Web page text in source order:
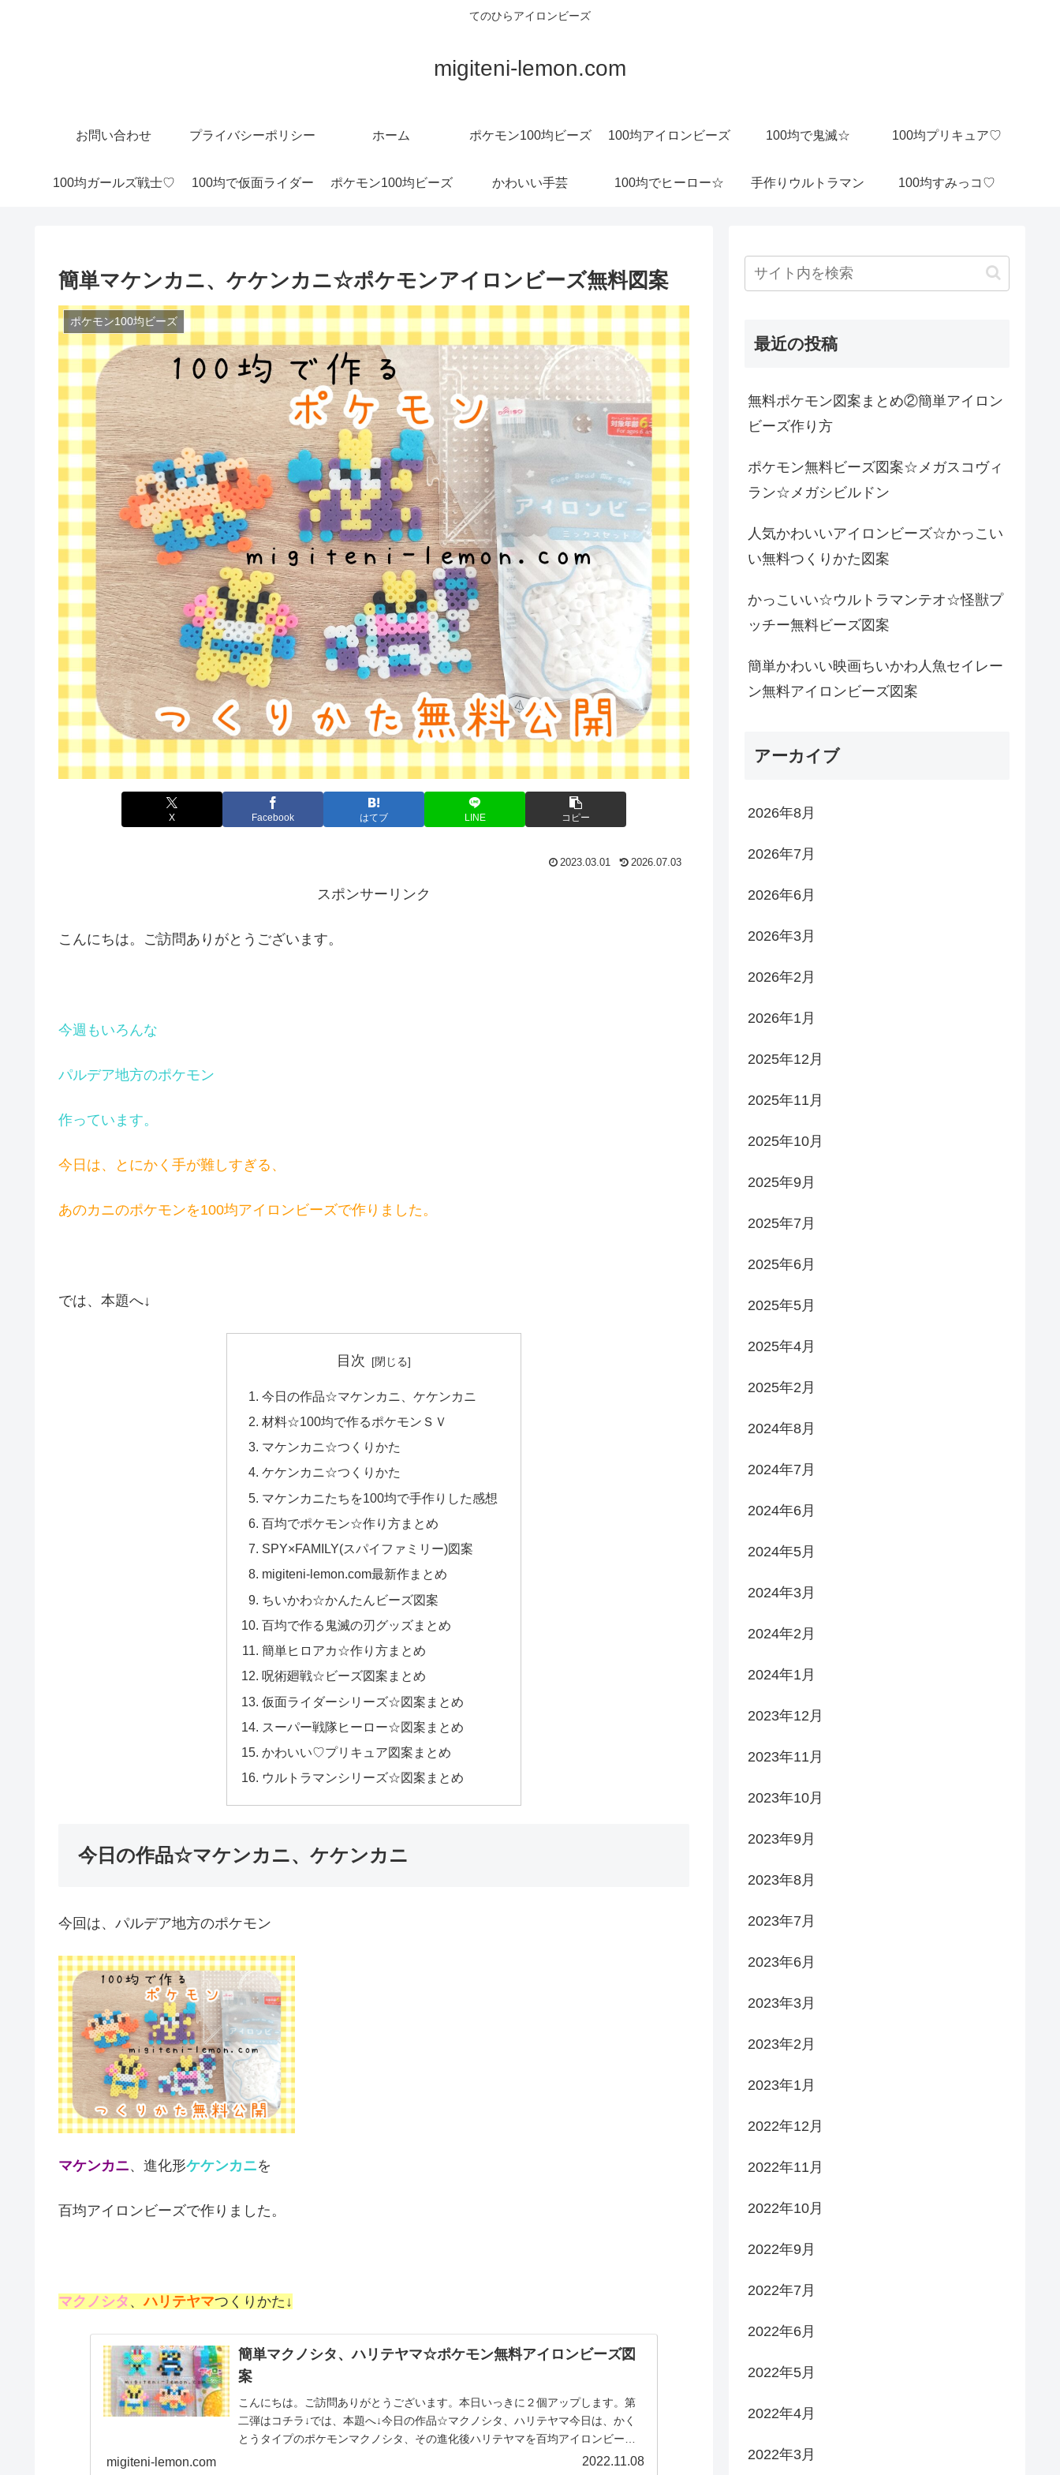
てのひらアイロンビーズ
migiteni-lemon.com
お問い合わせ プライバシーポリシー ホーム ポケモン100均ビーズ 100均アイロンビーズ 100均で鬼滅☆ 100均プリキュア♡
100均ガールズ戦士♡ 100均で仮面ライダー ポケモン100均ビーズ かわいい手芸 100均でヒーロー☆ 手作りウルトラマン 100均すみっコ♡
簡単マケンカニ、ケケンカニ☆ポケモンアイロンビーズ無料図案
ポケモン100均ビーズ
X Facebook はてブ LINE コピー
2023.03.01 2026.07.03
スポンサーリンク
こんにちは。ご訪問ありがとうございます。
今週もいろんな
パルデア地方のポケモン
作っています。
今日は、とにかく手が難しすぎる、
あのカニのポケモンを100均アイロンビーズで作りました。
では、本題へ↓
目次
今日の作品☆マケンカニ、ケケンカニ
材料☆100均で作るポケモンＳＶ
マケンカニ☆つくりかた
ケケンカニ☆つくりかた
マケンカニたちを100均で手作りした感想
百均でポケモン☆作り方まとめ
SPY×FAMILY(スパイファミリー)図案
migiteni-lemon.com最新作まとめ
ちいかわ☆かんたんビーズ図案
百均で作る鬼滅の刃グッズまとめ
簡単ヒロアカ☆作り方まとめ
呪術廻戦☆ビーズ図案まとめ
仮面ライダーシリーズ☆図案まとめ
スーパー戦隊ヒーロー☆図案まとめ
かわいい♡プリキュア図案まとめ
ウルトラマンシリーズ☆図案まとめ
今日の作品☆マケンカニ、ケケンカニ
今回は、パルデア地方のポケモン
マケンカニ、進化形ケケンカニを
百均アイロンビーズで作りました。
マクノシタ 、ハリテヤマつくりかた↓
簡単マクノシタ、ハリテヤマ☆ポケモン無料アイロンビーズ図
案
こんにちは。ご訪問ありがとうございます。本日いっきに２個アップします。第
二弾はコチラ↓では、本題へ↓今日の作品☆マクノシタ、ハリテヤマ今日は、かく
とうタイプのポケモンマクノシタ、その進化後ハリテヤマを百均アイロンビーズ
migiteni-lemon.com 2022.11.08
最近の投稿
無料ポケモン図案まとめ②簡単アイロン
ビーズ作り方
ポケモン無料ビーズ図案☆メガスコヴィ
ラン☆メガシビルドン
人気かわいいアイロンビーズ☆かっこい
い無料つくりかた図案
かっこいい☆ウルトラマンテオ☆怪獣プ
ッチー無料ビーズ図案
簡単かわいい映画ちいかわ人魚セイレー
ン無料アイロンビーズ図案
アーカイブ
2026年8月
2026年7月
2026年6月
2026年3月
2026年2月
2026年1月
2025年12月
2025年11月
2025年10月
2025年9月
2025年7月
2025年6月
2025年5月
2025年4月
2025年2月
2024年8月
2024年7月
2024年6月
2024年5月
2024年3月
2024年2月
2024年1月
2023年12月
2023年11月
2023年10月
2023年9月
2023年8月
2023年7月
2023年6月
2023年3月
2023年2月
2023年1月
2022年12月
2022年11月
2022年10月
2022年9月
2022年7月
2022年6月
2022年5月
2022年4月
2022年3月